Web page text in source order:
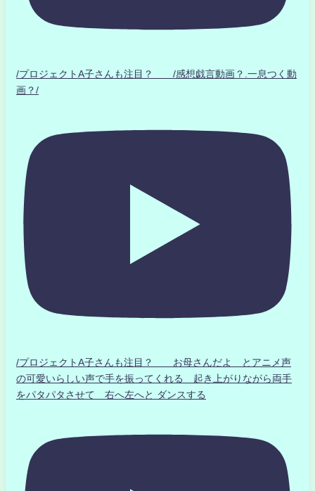
/プロジェクトA子さんも注目？ /感想戯言動画？.一息つく動
画？/
/プロジェクトA子さんも注目？ お母さんだよ とアニメ声
の可愛いらしい声で手を振ってくれる 起き上がりながら両手
をパタパタさせて 右へ左へと ダンスする